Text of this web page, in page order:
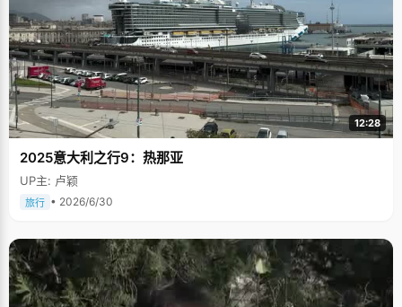
12:28
2025意大利之行9：热那亚
UP主: 卢颖
旅行 • 2026/6/30